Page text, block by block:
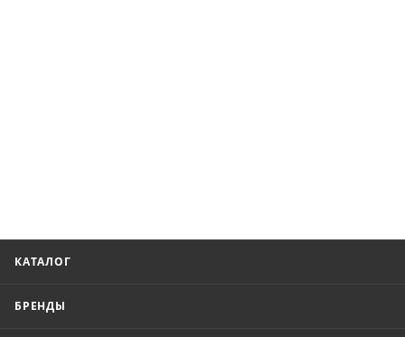
КАТАЛОГ
БРЕНДЫ